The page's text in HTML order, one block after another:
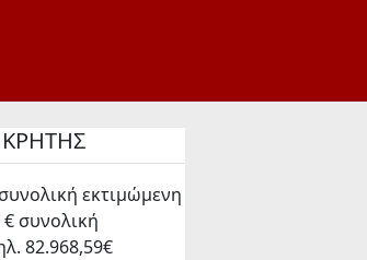
εκτιμώμενη
συνολική
82.968,59€